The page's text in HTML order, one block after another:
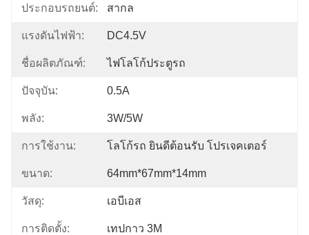
ประกอบรถยนต์: สากล
แรงดันไฟฟ้า: DC4.5V
ชื่อผลิตภัณฑ์: ไฟโลโก้ประตูรถ
ปัจจุบัน: 0.5A
พลัง: 3W/5W
การใช้งาน: โลโก้รถ ยินดีต้อนรับ โปรเจคเตอร์
ขนาด: 64mm*67mm*14mm
วัสดุ: เอบีเอส
การติดตั้ง: เทปกาว 3M